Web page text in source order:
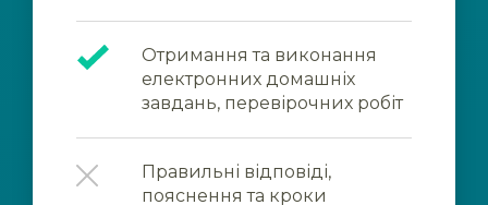
Отримання та виконання
електронних домашніх
завдань, перевірочних робіт
Правильні відповіді,
пояснення та кроки